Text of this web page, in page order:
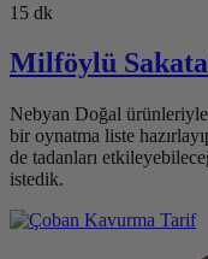
15 dk
Milföylü
Nebyan Doğal
bir oynatma liste
de tadanları
istedik.
Tarif